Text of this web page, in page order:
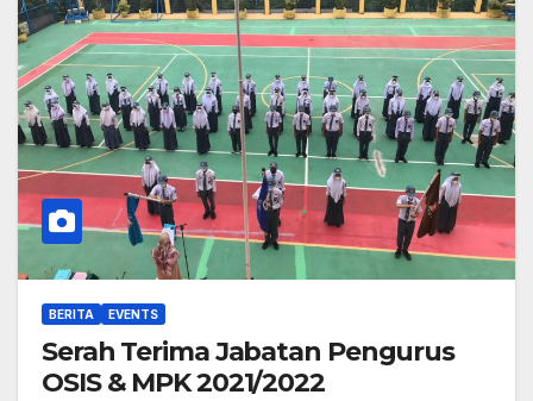
BERITA EVENTS
Serah Terima Jabatan Pengurus
OSIS & MPK 2021/2022